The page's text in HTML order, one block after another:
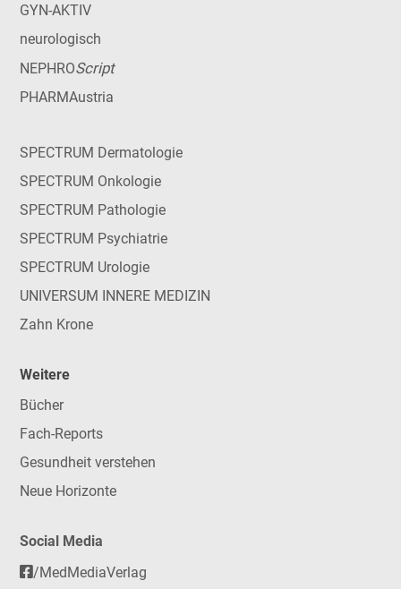
GYN-AKTIV
neurologisch
NEPHROScript
PHARMAustria
SPECTRUM Dermatologie
SPECTRUM Onkologie
SPECTRUM Pathologie
SPECTRUM Psychiatrie
SPECTRUM Urologie
UNIVERSUM INNERE MEDIZIN
Zahn Krone
Weitere
Bücher
Fach-Reports
Gesundheit verstehen
Neue Horizonte
Social Media
/MedMediaVerlag